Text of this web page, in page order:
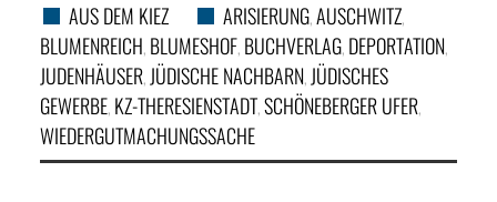
AUS DEM KIEZ ARISIERUNG,AUSCHWITZ,
BLUMENREICH, BLUMESHOF, BUCHVERLAG, DEPORTATION,
JUDENHÄUSER, JÜDISCHE NACHBARN, JÜDISCHES
GEWERBE, KZ-THERESIENSTADT,SCHÖNEBERGER UFER,
WIEDERGUTMACHUNGSSACHE